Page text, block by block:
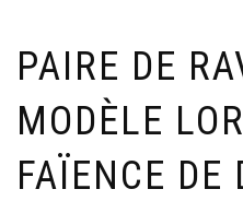
PAIRE DE
MODÈLE
FAÏENCE DE